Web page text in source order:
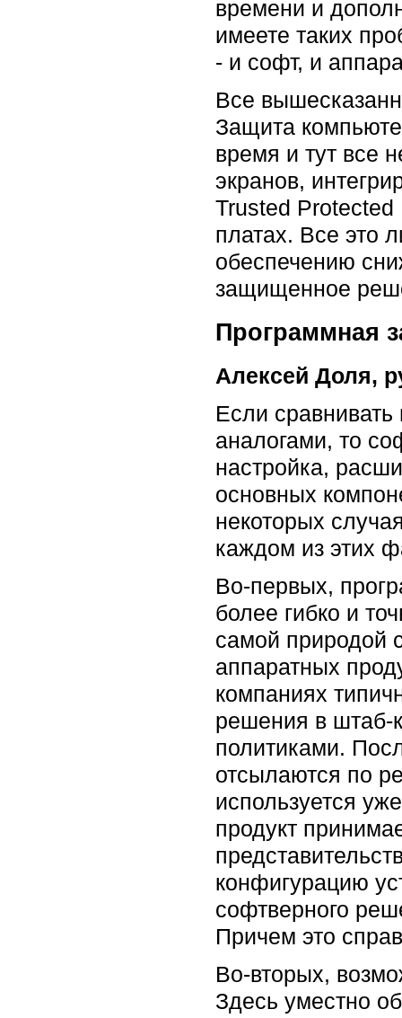
времени и
имеете таких
- и софт, и
Все
Защита
время и тут все
экранов,
Trusted Protected
платах. Все это
обеспечению
защищенное
Программная
Алексей Доля,
Если
аналогами, то
настройка,
основных
некоторых
каждом из этих
Во-первых,
более гибко и
самой природой
аппаратных
компаниях
решения в штаб-
политиками.
отсылаются по
используется
продукт
конфигурацию
софтверного
Причем это
Во-вторых,
Здесь уместно